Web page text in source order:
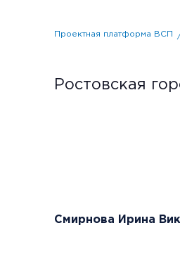
Проектная платформа ВСП
Ростовская
Смирнова Ирина